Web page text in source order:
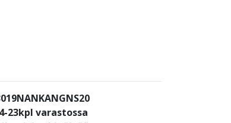
4-23kpl varastossa